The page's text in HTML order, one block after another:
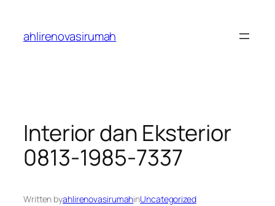
content
ahlirenovasirumah
Interior dan Eksterior
0813-1985-7337
Written byahlirenovasirumahinUncategorized